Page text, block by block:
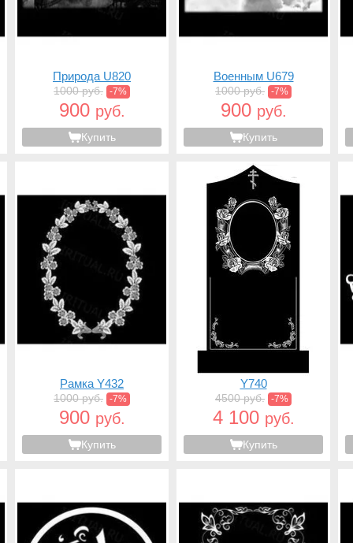
Природа U820
1000 руб. -7%
900 руб.
Купить
Военным U679
1000 руб. -7%
900 руб.
Купить
Рамка Y432
1000 руб. -7%
900 руб.
Купить
Y740
4500 руб. -7%
4 100 руб.
Купить